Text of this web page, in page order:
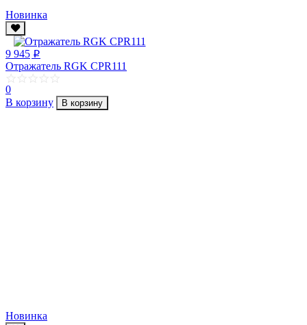
Новинка
9 945 p
Отражатель RGK CPR111
0
В корзину
В корзину
Новинка